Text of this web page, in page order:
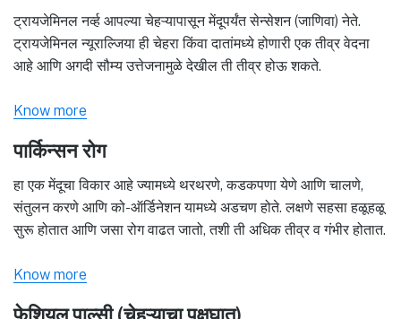
ट्रायजेमिनल नर्व्ह आपल्या चेहऱ्यापासून मेंदूपर्यंत सेन्सेशन (जाणिवा) नेते.
ट्रायजेमिनल न्यूराल्जिया ही चेहरा किंवा दातांमध्ये होणारी एक तीव्र वेदना
आहे आणि अगदी सौम्य उत्तेजनामुळे देखील ती तीव्र होऊ शकते.
Know more
पार्किन्सन रोग
हा एक मेंदूचा विकार आहे ज्यामध्ये थरथरणे, कडकपणा येणे आणि चालणे,
संतुलन करणे आणि को-ऑर्डिनेशन यामध्ये अडचण होते. लक्षणे सहसा हळूहळू
सुरू होतात आणि जसा रोग वाढत जातो, तशी ती अधिक तीव्र व गंभीर होतात.
Know more